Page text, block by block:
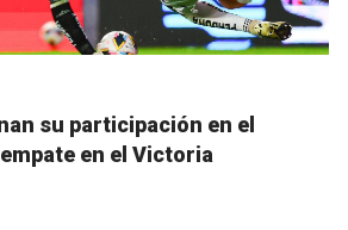
su participación en el
en el Victoria